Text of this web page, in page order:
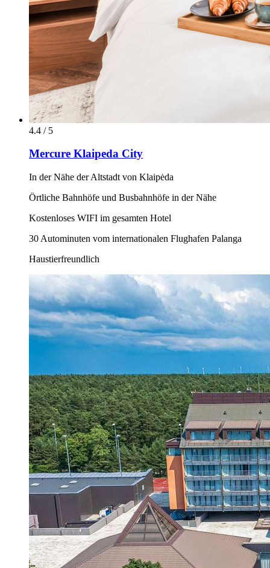
4.4 / 5
Mercure Klaipeda City
In der Nähe der Altstadt von Klaipėda
Örtliche Bahnhöfe und Busbahnhöfe in der Nähe
Kostenloses WIFI im gesamten Hotel
30 Autominuten vom internationalen Flughafen Palanga
Haustierfreundlich